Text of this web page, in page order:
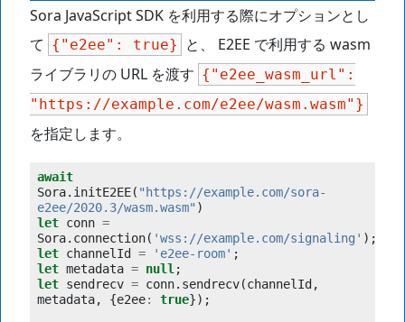
Sora JavaScript SDK を利用する際にオプションとし
て {"e2ee": true}
と、 E2EE で利用する wasm
ライブラリの URL を渡す {"e2ee_wasm_url":
"https://example.com/e2ee/wasm.wasm"}
を指定します。
await
Sora. initE2EE( "https://example.com/sora-
e2ee/2020.3/wasm.wasm" )
let conn =
Sora. connection( 'wss://example.com/signaling' );
let channelId = 'e2ee-room' ;
let metadata = null ;
let sendrecv = conn. sendrecv(channelId ,
metadata, {e2ee: true});